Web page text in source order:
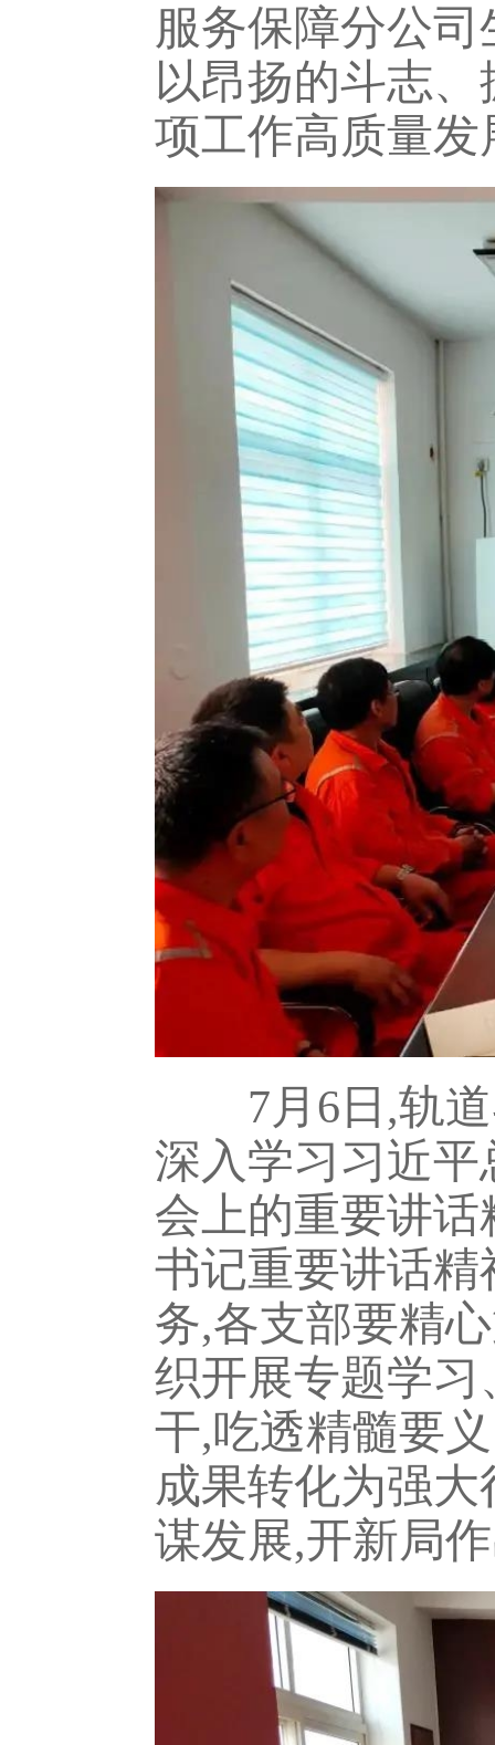
服务保障分公
以昂扬的斗志
项工作高质量发
7月6日,轨道
深入学习习近
会上的重要讲
书记重要讲话
务,各支部要精
织开展专题学
干,吃透精髓要
成果转化为强
谋发展,开新局